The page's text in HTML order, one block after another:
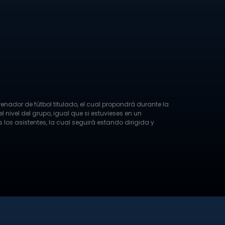
de fútbol titulado, el cual propondrá durante la
del grupo, igual que si estuvieses en un
los asistentes, la cual seguirá estando dirigida y